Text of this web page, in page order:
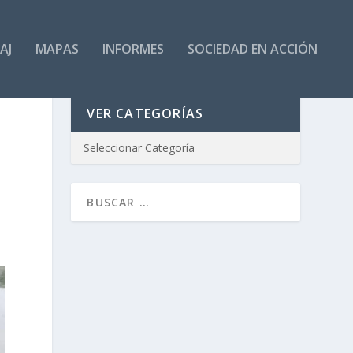
MAPAS INFORMES SOCIEDAD EN ACCIÓN
VER CATEGORÍAS